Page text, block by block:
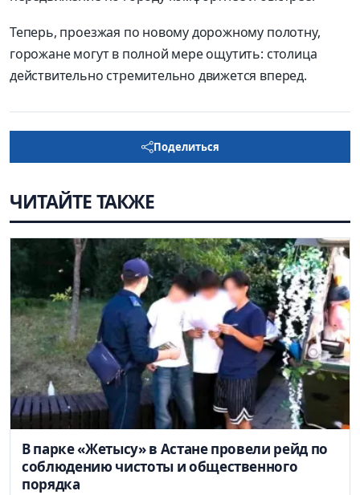
Теперь, проезжая по новому дорожному полотну,
горожане могут в полной мере ощутить: столица
действительно стремительно движется вперед.
Поделиться
ЧИТАЙТЕ ТАКЖЕ
В парке «Жетысу» в Астане провели рейд по
соблюдению чистоты и общественного
порядка